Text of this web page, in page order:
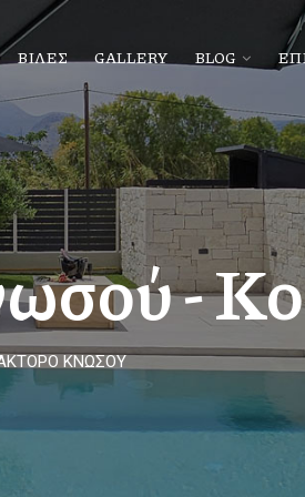
ΒΙΛΕΣ GALLERY BLOG
-
ΚΝΩΣΟΥ